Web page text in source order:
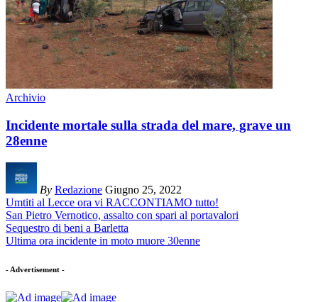
Archivio
Incidente mortale sulla strada del mare, grave un
28enne
By Redazione Giugno 25, 2022
Umtiti al Lecce ora vi RACCONTIAMO tutto!
San Pietro Vernotico, assalto con spari al portavalori
Sequestro di beni a Barletta
Ultima ora incidente in moto muore 30enne
- Advertisement -